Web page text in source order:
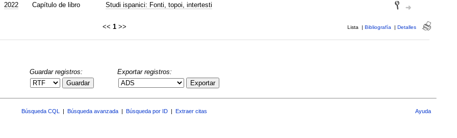
2022 Capítulo de libro Studi ispanici: Fonti, topoi, intertesti
<< 1 >> Lista | Bibliografía | Detalles
Guardar registros:
Guardar
Exportar registros:
Exportar
Búsqueda CQL Búsqueda avanzada Búsqueda por ID Extraer citas Ayuda